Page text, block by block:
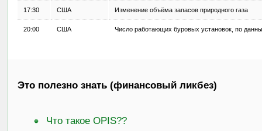
17:30 США Изменение объёма запасов природного газа
20:00 США Число работающих буровых установок, по
Это полезно знать (финансовый ликбез)
Что такое OPIS??